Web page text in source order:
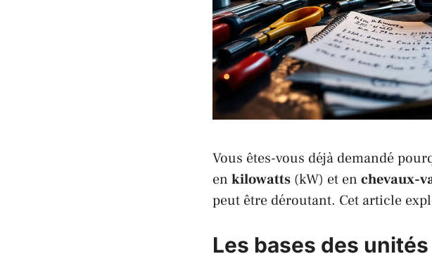
Vous êtes-vous déjà demandé
en kilowatts (kW) et en chevaux-
peut être déroutant. Cet article
Les bases des